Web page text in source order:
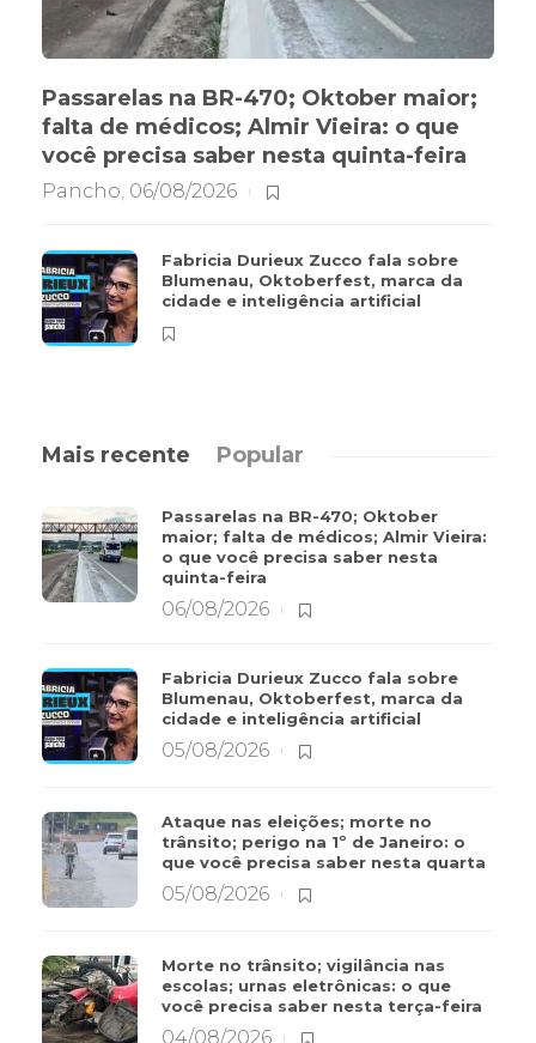
Passarelas na BR-470; Oktober maior;
falta de médicos; Almir Vieira: o que
você precisa saber nesta quinta-feira
Pancho 06/08/2026
Fabricia Durieux Zucco fala sobre
Blumenau, Oktoberfest, marca da
cidade e inteligência artificial
Mais recente Popular
Passarelas na BR-470; Oktober
maior; falta de médicos; Almir Vieira:
o que você precisa saber nesta
quinta-feira
06/08/2026
Fabricia Durieux Zucco fala sobre
Blumenau, Oktoberfest, marca da
cidade e inteligência artificial
05/08/2026
Ataque nas eleições; morte no
trânsito; perigo na 1º de Janeiro: o
que você precisa saber nesta quarta
05/08/2026
Morte no trânsito; vigilância nas
escolas; urnas eletrônicas: o que
você precisa saber nesta terça-feira
04/08/2026